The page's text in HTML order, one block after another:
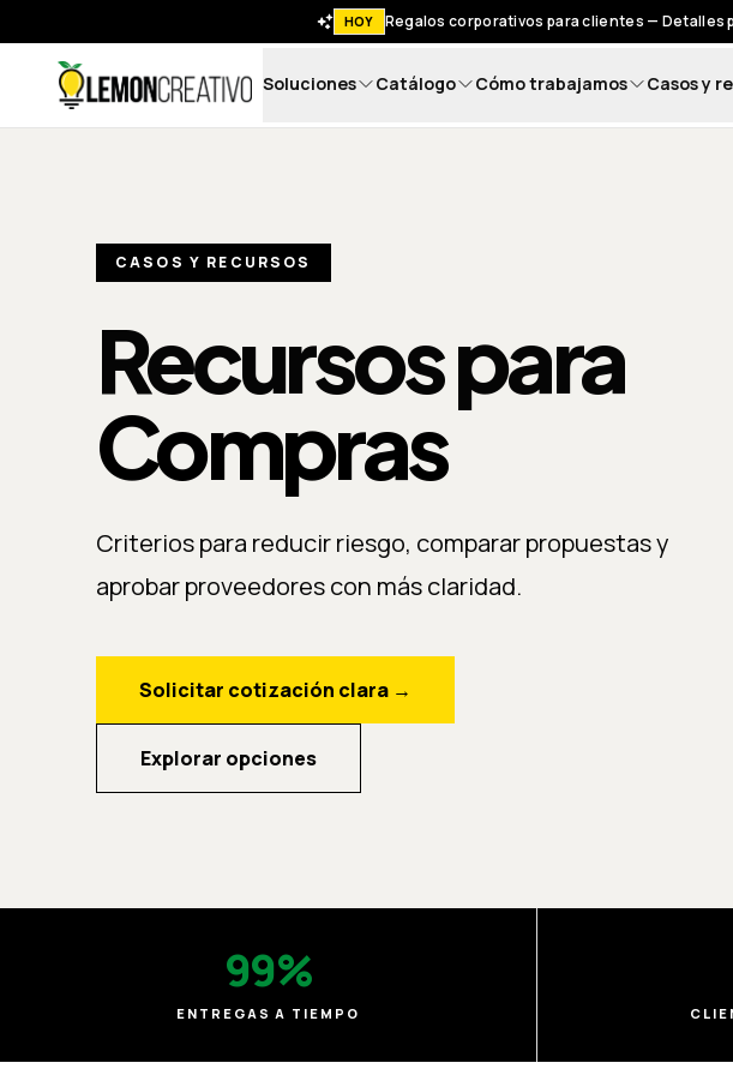
HOY Regalos corporativos para clientes —
Lemon Creativo
Soluciones Catálogo Cómo trabajamos Casos y
CASOS Y RECURSOS
Recursos para
Compras
Criterios para reducir riesgo, comparar propuestas y
aprobar proveedores con más claridad.
Solicitar cotización clara →
Explorar opciones
99%
ENTREGAS A TIEMPO